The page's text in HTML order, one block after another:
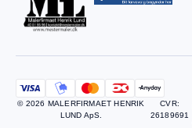
© 2026 MALERFIRMAET HENRIK
LUND ApS.
CVR:
26189691